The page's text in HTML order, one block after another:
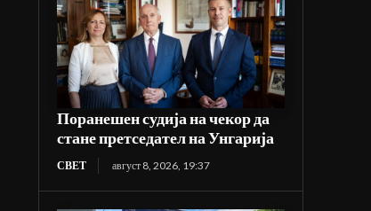
Поранешен судија на чекор да
стане претседател на Унгарија
СВЕТ август 8, 2026, 19:37